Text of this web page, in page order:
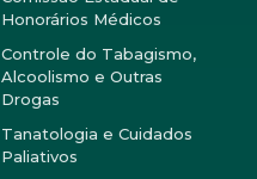
Honorários Médicos
Controle do Tabagismo,
Alcoolismo e Outras
Drogas
Tanatologia e Cuidados
Paliativos